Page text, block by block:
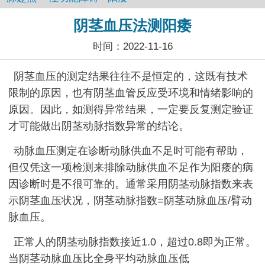
阴茎血压法测阳痿
时间：2022-11-16
阴茎血压的测定结果往往不是恒定的，这既有技术
限制的原因，也有阴茎血管反应受环境和情绪影响的
原因。因此，如测得异常结果，一定要反复测定验证
才可能做出阴茎动脉指数异常的结论。
动脉血压测定在诊断动脉供血不足时可能有帮助，
但仅凭这一项检测来排除动脉供血不足作为阳痿的病
因诊断时是不很可靠的。通常采用阴茎动脉指数来表
示阴茎血压状况，阴茎动脉指数=阴茎动脉血压/臂动
脉血压。
正常人的阴茎动脉指数接近1.0，超过0.8即为正常。
当阴茎动脉血压比全身平均动脉血压低